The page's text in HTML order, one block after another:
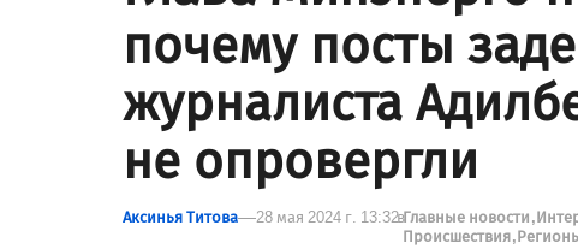
почему посты
журналиста
не опровергли
Аксинья Титова 28 мая 2024 г. 13:32вГлавные новости
Происшествия